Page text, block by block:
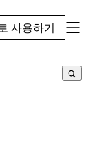
사용하기